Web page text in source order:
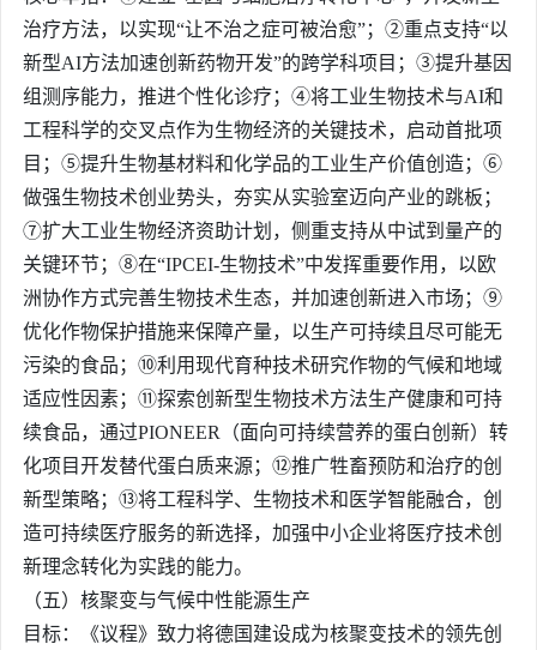
治疗方法，以实现“让不治之症可被治愈”；②重点支持“以
新型AI方法加速创新药物开发”的跨学科项目；③提升基因
组测序能力，推进个性化诊疗；④将工业生物技术与AI和
工程科学的交叉点作为生物经济的关键技术，启动首批项
目；⑤提升生物基材料和化学品的工业生产价值创造；⑥
做强生物技术创业势头，夯实从实验室迈向产业的跳板；
⑦扩大工业生物经济资助计划，侧重支持从中试到量产的
关键环节；⑧在“IPCEI-生物技术”中发挥重要作用，以欧
洲协作方式完善生物技术生态，并加速创新进入市场；⑨
优化作物保护措施来保障产量，以生产可持续且尽可能无
污染的食品；⑩利用现代育种技术研究作物的气候和地域
适应性因素；⑪探索创新型生物技术方法生产健康和可持
续食品，通过PIONEER（面向可持续营养的蛋白创新）转
化项目开发替代蛋白质来源；⑫推广牲畜预防和治疗的创
新型策略；⑬将工程科学、生物技术和医学智能融合，创
造可持续医疗服务的新选择，加强中小企业将医疗技术创
新理念转化为实践的能力。
（五） 核聚变与气候中性能源生产
目标：《议程》致力将德国建设成为核聚变技术的领先创